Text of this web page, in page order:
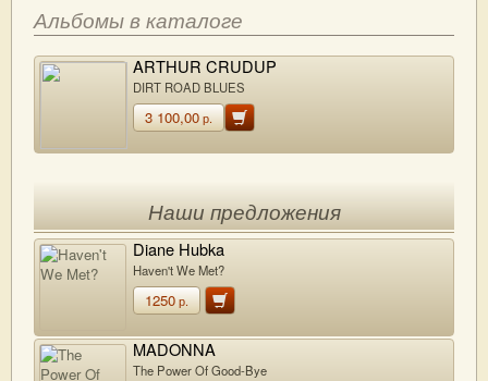
Альбомы в каталоге
ARTHUR CRUDUP
DIRT ROAD BLUES
3 100,00р.
Наши предложения
Diane Hubka
Haven't We Met?
1250р.
MADONNA
The Power Of Good-Bye